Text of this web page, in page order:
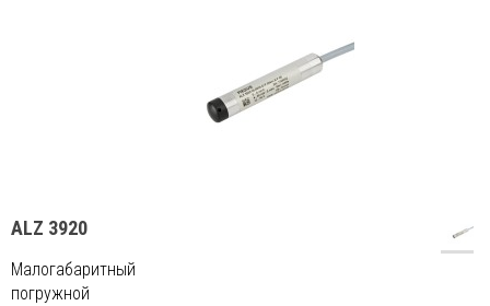
ALZ 3920
Малогабаритный
погружной